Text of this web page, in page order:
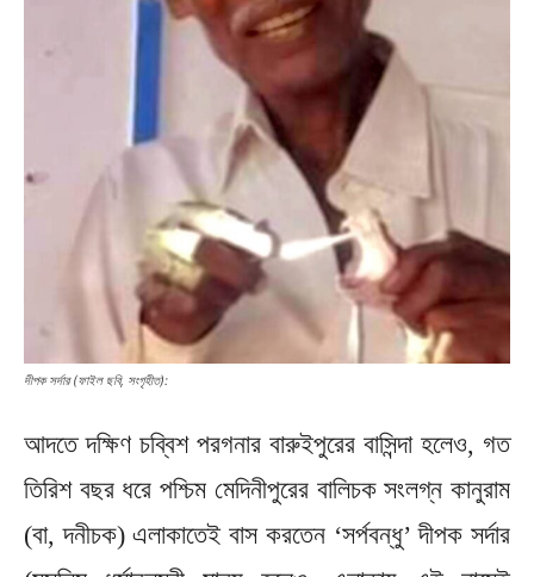
দীপক সর্দার (ফাইল ছবি, সংগৃহীত):
আদতে দক্ষিণ চব্বিশ পরগনার বারুইপুরের বাসিন্দা হলেও, গত
তিরিশ বছর ধরে পশ্চিম মেদিনীপুরের বালিচক সংলগ্ন কানুরাম
(বা, দনীচক) এলাকাতেই বাস করতেন ‘সর্পবন্ধু’ দীপক সর্দার